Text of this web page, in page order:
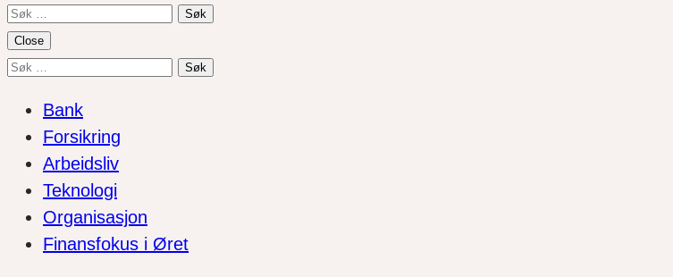
Søk
etter:
Close
Søk
Bank
Forsikring
Arbeidsliv
Teknologi
Organisasjon
Finansfokus i Øret